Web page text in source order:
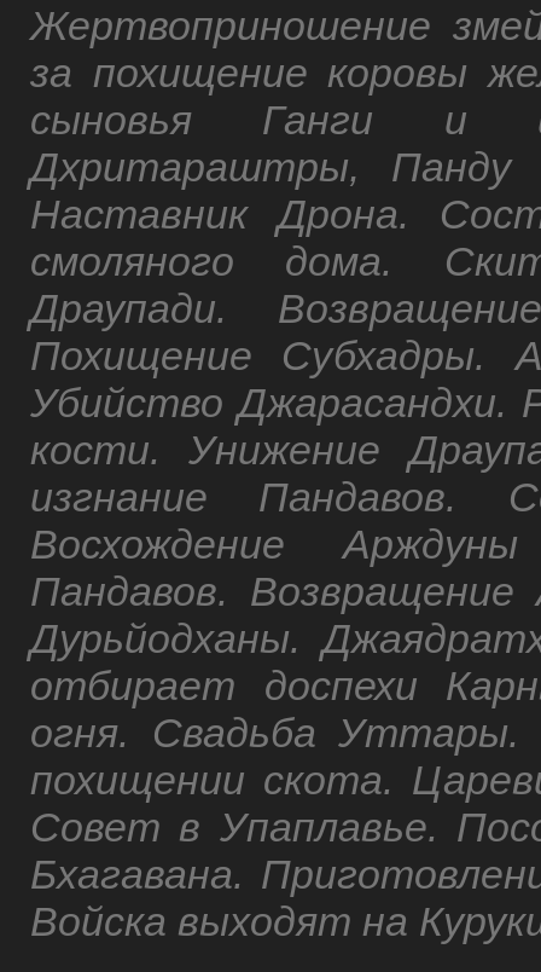
Жертвоприношение
за похищение коровы
сыновья Ганги и
Дхритараштры, Панду
Наставник Дрона.
смоляного дома.
Драупади.
Похищение Субхадры.
Убийство
кости. Унижение
изгнание Пандавов.
Восхождение
Пандавов.
Дурьйодханы.
отбирает доспехи
огня. Свадьба Уттары.
похищении скота.
Совет в Упаплавье.
Бхагавана.
Войска выходят на